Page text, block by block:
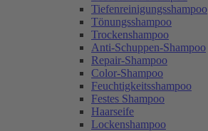
Tiefenreinigungsshampoo
Tönungsshampoo
Trockenshampoo
Anti-Schuppen-Shampoo
Repair-Shampoo
Color-Shampoo
Feuchtigkeitsshampoo
Festes Shampoo
Haarseife
Lockenshampoo